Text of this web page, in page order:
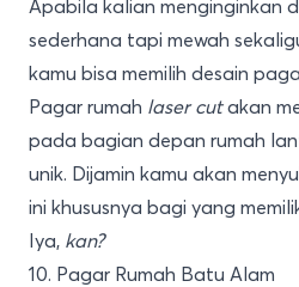
Apabila kalian menginginkan
sederhana tapi mewah
kamu bisa memilih desain
Pagar rumah laser cutakan
pada bagian depan rumah
unik. Dijamin kamu akan
ini khususnya bagi yang
Iya, kan?
10. Pagar Rumah Batu Alam